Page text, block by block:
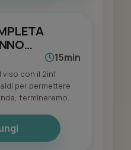
15min
con il 2in1
per permettere
termineremo